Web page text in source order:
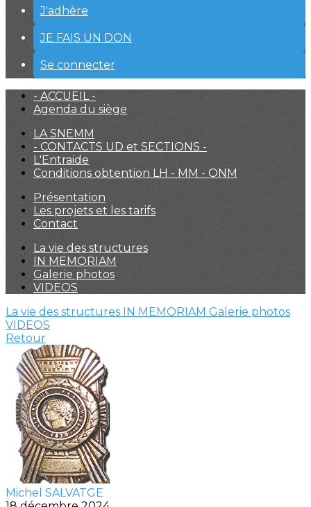
J'adhère
JE FAIS UN DON
Se connecter
- ACCUEIL -
Agenda du siège
LA SNEMM
- CONTACTS UD et SECTIONS -
L'Entraide
Conditions obtention LH - MM - ONM
Présentation
Les projets et les tarifs
Contact
La vie des structures
IN MEMORIAM
Galerie photos
VIDEOS
La vie des structures IN MEMORIAM Galerie photos
VIDEOS
Retour
Michel SALVATGE